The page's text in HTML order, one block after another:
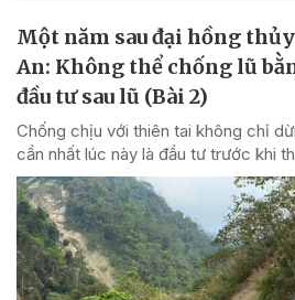
Một năm sau đại hồng
An: Không thể chống lũ
đầu tư sau lũ (Bài 2)
Chống chịu với thiên tai không chỉ
cần nhất lúc này là đầu tư trước khi